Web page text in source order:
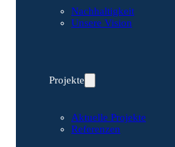
Nachhaltigkeit
Unsere Vision
Projekte
Aktuelle Projekte
Referenzen